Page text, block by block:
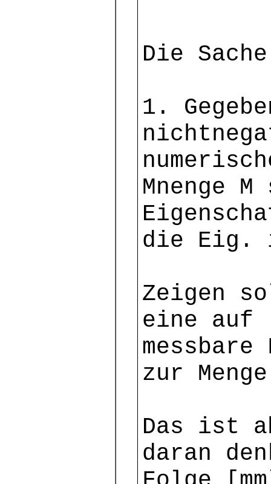
Die
1.
Mnenge
die
Zeigen
eine auf
zur
Das ist
daran